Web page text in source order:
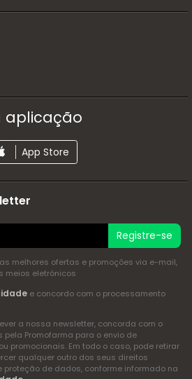
aplicação
App Store
Registre-se
melhores ofertas e promoções via e-mail,
meios eletrónicos
e concordo com o processamento
a nossa newsletter, concorda com o
Promofarma para o envio de
promocionais. Em todo o caso, pode retirar
qualquer outro dos seus direitos
proteção de dados, conforme informado na